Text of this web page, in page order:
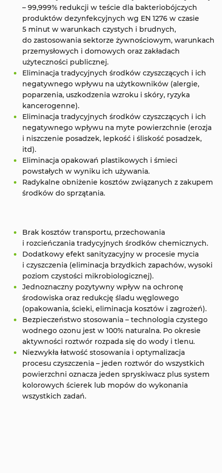
– 99,999% redukcji w teście dla bakteriobójczych
produktów dezynfekcyjnych wg EN 1276 w czasie
5 minut w warunkach czystych i brudnych,
do zastosowania sektorze żywnościowym, warunkach
przemysłowych i domowych oraz zakładach
użyteczności publicznej.
Eliminacja tradycyjnych środków czyszczących i ich
negatywnego wpływu na użytkowników (alergie,
poparzenia, uszkodzenia wzroku i skóry, ryzyka
kancerogenne).
Eliminacja tradycyjnych środków czyszczących i ich
negatywnego wpływu na myte powierzchnie (erozja
i niszczenie posadzek, lepkość i śliskość posadzek,
itd).
Eliminacja opakowań plastikowych i śmieci
powstałych w wyniku ich używania.
Radykalne obniżenie kosztów związanych z zakupem
środków do sprzątania.
Brak kosztów transportu, przechowania
i rozcieńczania tradycyjnych środków chemicznych.
Dodatkowy efekt sanityzacyjny w procesie mycia
i czyszczenia (eliminacja brzydkich zapachów, wysoki
poziom czystości mikrobiologicznej).
Jednoznaczny pozytywny wpływ na ochronę
środowiska oraz redukcję śladu węglowego
(opakowania, ścieki, eliminacja kosztów i zagrożeń).
Bezpieczeństwo stosowania – technologia czystego
wodnego ozonu jest w 100% naturalna. Po okresie
aktywności roztwór rozpada się do wody i tlenu.
Niezwykła łatwość stosowania i optymalizacja
procesu czyszczenia – jeden roztwór do wszystkich
powierzchni oznacza jeden spryskiwacz plus system
kolorowych ścierek lub mopów do wykonania
wszystkich zadań.